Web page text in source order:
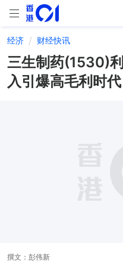
经济 财经快讯
三生制药(1530)
入引爆高毛利时
撰文： 彭伟新